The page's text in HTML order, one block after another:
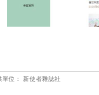
單位： 新使者雜誌社